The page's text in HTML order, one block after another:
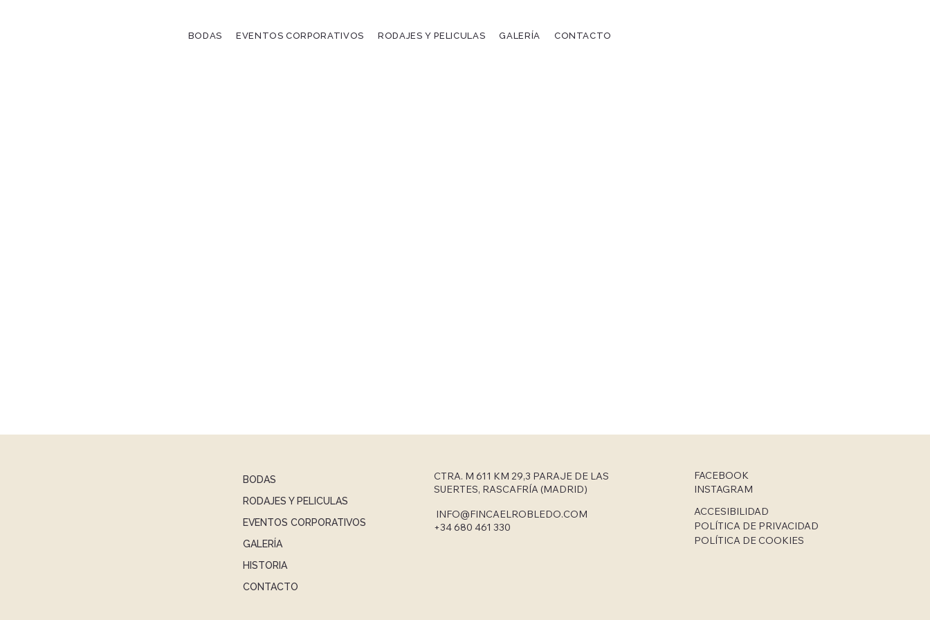
BODAS EVENTOS CORPORATIVOS RODAJES Y PELICULAS GALERÍA CONTACTO
CTRA. M 611 KM 29,3 PARAJE DE LAS
SUERTES, RASCAFRÍA (MADRID)
INFO@FINCAELROBLEDO.COM
+34 680 461 330
BODAS
RODAJES Y PELICULAS
EVENTOS CORPORATIVOS
GALERÍA
HISTORIA
CONTACTO
FACEBOOK
INSTAGRAM
ACCESIBILIDAD
POLÍTICA DE PRIVACIDAD
POLÍTICA DE COOKIES